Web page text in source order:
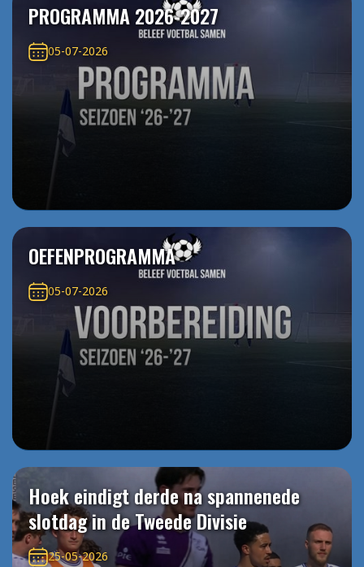
PROGRAMMA 2026-2027
05-07-2026
OEFENPROGRAMMA
05-07-2026
Hoek eindigt derde na spannenede
slotdag in de Tweede Divisie
25-05-2026